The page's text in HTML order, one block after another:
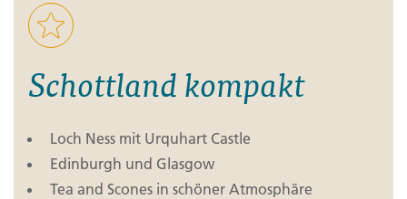
Schottland kompakt
Loch Ness mit Urquhart Castle
Edinburgh und Glasgow
Tea and Scones in schöner Atmosphäre